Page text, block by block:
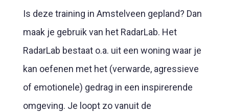
Is deze training in Amstelveen gepland? Dan
maak je gebruik van het RadarLab. Het
RadarLab bestaat o.a. uit een woning waar je
kan oefenen met het (verwarde, agressieve
of emotionele) gedrag in een inspirerende
omgeving. Je loopt zo vanuit de